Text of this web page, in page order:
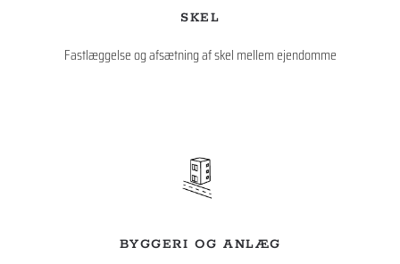
SKEL
Fastlæggelse og afsætning af skel mellem ejendomme
BYGGERI OG ANLÆG